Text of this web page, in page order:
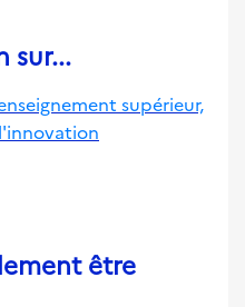
sur...
supérieur,
être